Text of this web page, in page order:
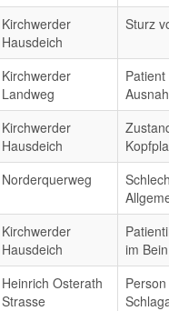
Kirchwerder
Hausdeich
Sturz
Kirchwerder
Landweg
Kirchwerder
Hausdeich
Norderquerweg
Kirchwerder
Hausdeich
im Bein
Heinrich Osterath
Strasse